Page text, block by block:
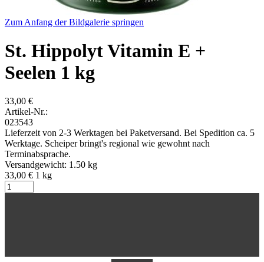
Zum Anfang der Bildgalerie springen
St. Hippolyt Vitamin E +
Seelen 1 kg
33,00 €
Artikel-Nr.:
023543
Lieferzeit von 2-3 Werktagen bei Paketversand. Bei Spedition ca. 5
Werktage. Scheiper bringt's regional wie gewohnt nach
Terminabsprache.
Versandgewicht: 1.50 kg
33,00 € 1 kg